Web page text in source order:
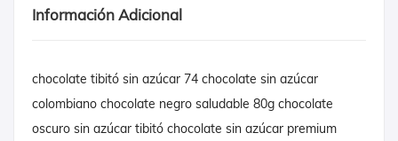
Información Adicional
chocolate tibitó sin azúcar 74 chocolate sin azúcar
colombiano chocolate negro saludable 80g chocolate
oscuro sin azúcar tibitó chocolate sin azúcar premium